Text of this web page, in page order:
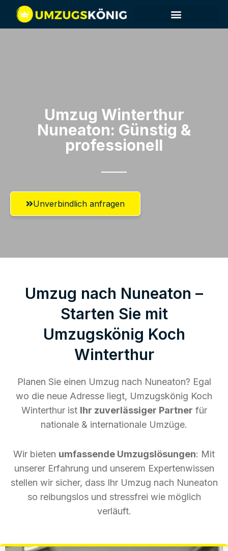
Umzug Winterthur​
Nuneaton: Günstig &
professionell​
Unverbindlich anfragen
Umzug nach Nuneaton –
Starten Sie mit
Umzugskönig Koch
Winterthur
Planen Sie einen Umzug nach Nuneaton? Egal
wo die neue Adresse liegt, Umzugskönig Koch
Winterthur ist Ihr zuverlässiger Partner für
nationale & internationale Umzüge.
Wir bieten umfassende Umzugslösungen: Mit
unserer Erfahrung und unserem Expertenwissen
stellen wir sicher, dass Ihr Umzug nach Nuneaton
so reibungslos und stressfrei wie möglich
verläuft.